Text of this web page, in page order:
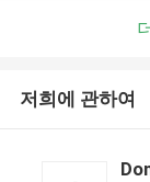
저희에 관하여